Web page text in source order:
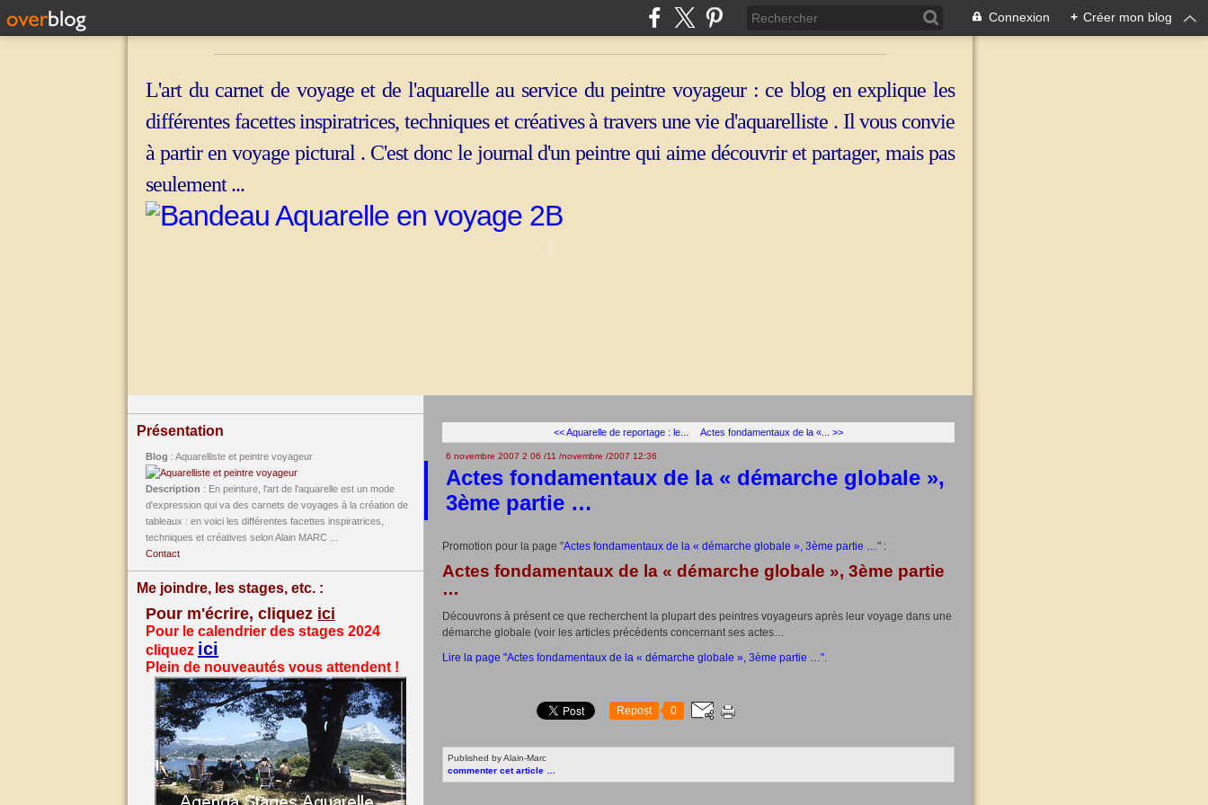
Connexion + Créer mon blog
L'art du carnet de voyage et de l'aquarelle au service du peintre voyageur : ce blog en explique les
différentes facettes inspiratrices, techniques et créatives à travers une vie d'aquarelliste . Il vous convie
à partir en voyage pictural . C'est donc le journal d'un peintre qui aime découvrir et partager, mais pas
seulement ...
Présentation
Blog : Aquarelliste et peintre voyageur
Description : En peinture, l'art de l'aquarelle est un mode
d'expression qui va des carnets de voyages à la création de
tableaux : en voici les différentes facettes inspiratrices,
techniques et créatives selon Alain MARC ...
Contact
Me joindre, les stages, etc. :
Pour m'écrire, cliquez ici
Pour le calendrier des stages 2024
cliquez ici
Plein de nouveautés vous attendent !
<< Aquarelle de reportage : le... Actes fondamentaux de la «... >>
6 novembre 2007 2 06 /11 /novembre /2007 12:36
Actes fondamentaux de la « démarche globale »,
3ème partie …
Promotion pour la page "Actes fondamentaux de la « démarche globale », 3ème partie …" :
Actes fondamentaux de la « démarche globale », 3ème partie
…
Découvrons à présent ce que recherchent la plupart des peintres voyageurs après leur voyage dans une
démarche globale (voir les articles précédents concernant ses actes…
Lire la page "Actes fondamentaux de la « démarche globale », 3ème partie …".
Repost 0
Published by Alain-Marc
commenter cet article